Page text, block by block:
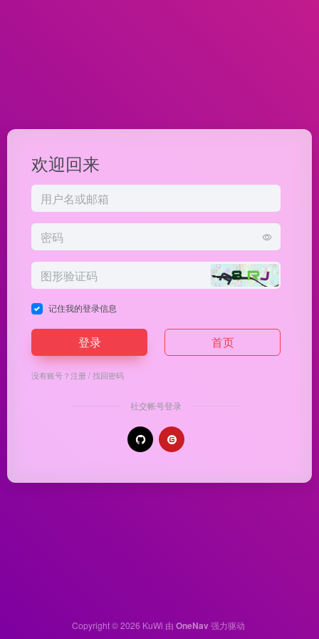
欢迎回来
记住我的登录信息
登录 首页
没有账号？注册/找回密码
社交帐号登录
Copyright © 2026 KuWi 由 OneNav强力驱动